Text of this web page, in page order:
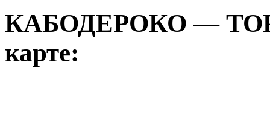
КАБОДЕРОКО —
карте: